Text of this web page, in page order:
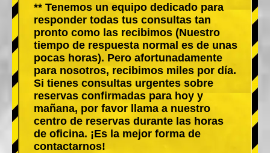
** Tenemos un equipo dedicado para
responder todas tus consultas tan
pronto como las recibimos (Nuestro
tiempo de respuesta normal es de unas
pocas horas). Pero afortunadamente
para nosotros, recibimos miles por día.
Si tienes consultas urgentes sobre
reservas confirmadas para hoy y
mañana, por favor llama a nuestro
centro de reservas durante las horas
de oficina. ¡Es la mejor forma de
contactarnos!